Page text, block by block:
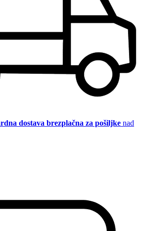
dostava brezplačna za pošiljke nad